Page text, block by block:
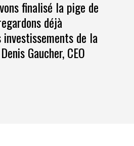
finalisé la pige de
déjà
de la
Gaucher, CEO